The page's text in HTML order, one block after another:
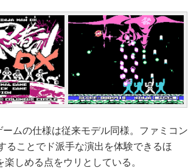
ムの仕様は従来モデル同様。ファミコン
ることでド派手な演出を体験できるほ
しめる点をウリとしている。